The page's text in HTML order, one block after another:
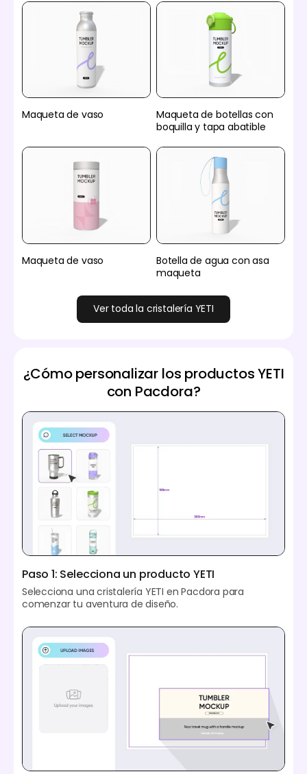
Maqueta de vaso
Maqueta de botellas con
boquilla y tapa abatible
Maqueta de vaso
Botella de agua con asa
maqueta
Ver toda la cristalería YETI
¿Cómo personalizar los productos YETI
con Pacdora?
Paso 1: Selecciona un producto YETI
Selecciona una cristalería YETI en Pacdora para
comenzar tu aventura de diseño.